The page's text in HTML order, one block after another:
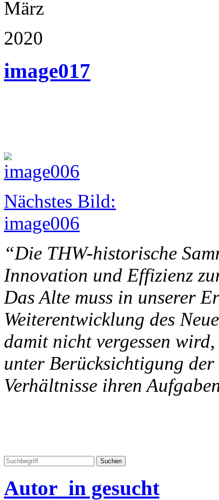
März
2020
image017
Nächstes Bild:
image006
“Die THW-historische
Innovation und Effizienz
Das Alte muss in unserer
Weiterentwicklung des
damit nicht vergessen
unter Berücksichtigung
Verhältnisse ihren
Autor_in gesucht